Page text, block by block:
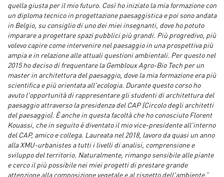
quella giusta per il mio futuro. Così ho iniziato la mia formazione con
un diploma tecnico in progettazione paesaggistica e poi sono andata
in Belgio, su consiglio di uno dei miei insegnanti, dove ho potuto
imparare a progettare spazi pubblici più grandi. Più progredivo, più
volevo capire come intervenire nel paesaggio in una prospettiva più
ampia e in relazione alle attuali questioni ambientali. Per questo nel
2015 ho deciso di frequentare la Gembloux Agro-Bio Tech per un
master in architettura del paesaggio, dove la mia formazione era più
scientifica e più orientata all'ecologia. Durante questo corso ho
avuto l'opportunità di rappresentare gli studenti di architettura del
paesaggio attraverso la presidenza del CAP (Circolo degli architetti
del paesaggio). È anche in questa facoltà che ho conosciuto Florent
Kouassi, che in seguito è diventato il mio vice-presidente all'interno
del CAP, amico e collega. Laureata nel 2018, lavoro da quasi un anno
alla XMU-urbanistes a tutti i livelli di analisi, comprensione e
sviluppo del territorio. Naturalmente, rimango sensibile alle piante
e cerco il più possibile nei miei progetti di prestare grande
attenzione alla composizione vegetale e al rispetto dell'ambiente.”